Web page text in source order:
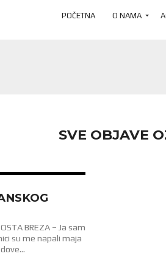
POČETNA O NAMA
SVE OBJAVE
BREZA – Ja sam
su me napali maja